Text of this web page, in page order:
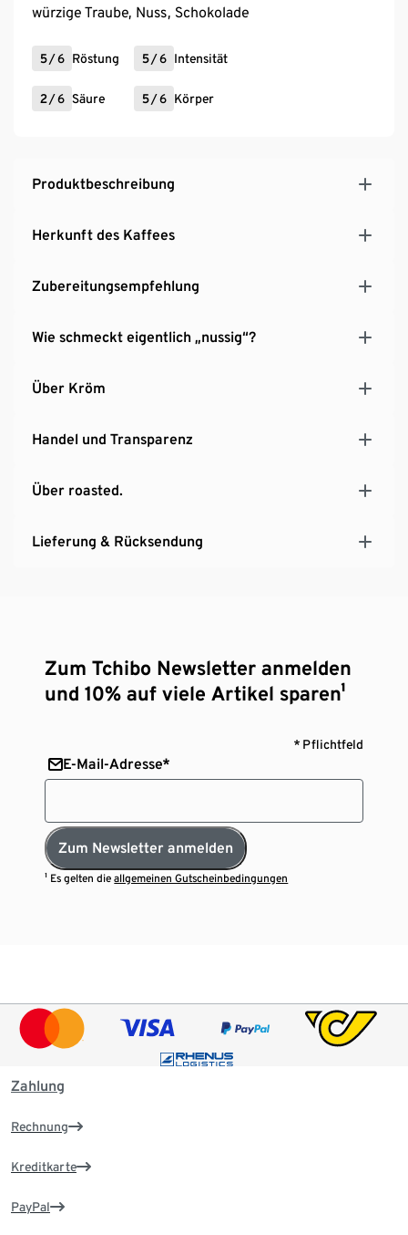
würzige Traube, Nuss, Schokolade
5 /6 Röstung 5 /6 Intensität
2 /6 Säure 5 /6 Körper
Produktbeschreibung
Herkunft des Kaffees
Zubereitungsempfehlung
Wie schmeckt eigentlich „nussig“?
Über Kröm
Handel und Transparenz
Über roasted.
Lieferung & Rücksendung
Zum Tchibo Newsletter anmelden
und 10% auf viele Artikel sparen¹
* Pflichtfeld
E-Mail-Adresse*
Zum Newsletter anmelden
¹ Es gelten dieallgemeinen Gutscheinbedingungen
Zahlung
Rechnung
Kreditkarte
PayPal